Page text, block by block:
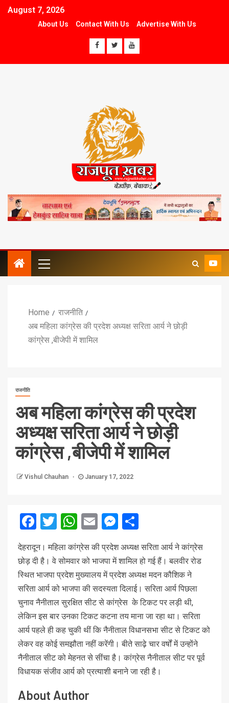
August 7, 2026
About Us Contact With Us Advertise With Us
Home
राजनीति
अब महिला कांग्रेस की प्रदेश अध्यक्ष सरिता आर्य ने छोड़ी
कांग्रेस ,बीजेपी में शामिल
राजनीति
अब महिला कांग्रेस की प्रदेश
अध्यक्ष सरिता आर्य ने छोड़ी
कांग्रेस ,बीजेपी में शामिल
Vishul Chauhan January 17, 2022
Facebook
Twitter
WhatsApp
EmailMessenger
देहरादून। महिला कांग्रेस की प्रदेश अध्यक्ष सरिता आर्य ने कांग्रेस
छोड़ दी है। वे सोमवार को भाजपा में शामिल हो गई हैं। बलवीर रोड
स्थित भाजपा प्रदेश मुख्यालय में प्रदेश अध्यक्ष मदन कौशिक ने
सरिता आर्य को भाजपा की सदस्यता दिलाई। सरिता आर्य पिछला
चुनाव नैनीताल सुरक्षित सीट से कांग्रेस के टिकट पर लड़ी थी,
लेकिन इस बार उनका टिकट कटना तय माना जा रहा था। सरिता
आर्य पहले ही कह चुकी थीं कि नैनीताल विधानसभा सीट से टिकट को
लेकर वह कोई समझौता नहीं करेंगी। बीते साढ़े चार वर्षों में उन्होंने
नैनीताल सीट को मेहनत से सींचा है। कांग्रेस नैनीताल सीट पर पूर्व
विधायक संजीव आर्य को प्रत्याशी बनाने जा रही है।
About Author